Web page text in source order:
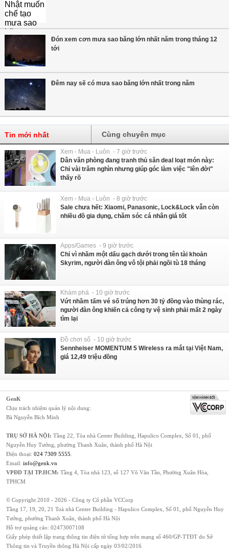
Đón xem cơn mưa sao băng lớn nhất năm trong tháng 12
tới
Đêm nay sẽ có mưa sao băng lớn nhất trong năm
Tin mới nhất Cùng chuyên mục
Xem - Mua - Luôn - 7 giờ trước
Dân văn phòng đang tranh thủ săn deal loạt món này:
Chỉ vài trăm nghìn nhưng giúp góc làm việc "lên đời"
thấy rõ
Xem - Mua - Luôn - 8 giờ trước
Sale chưa hết: Xiaomi, Panasonic, Lock&Lock vẫn còn
nhiều đồ gia dụng, chăm sóc cá nhân giá tốt
Apps/Games - 9 giờ trước
Chỉ vì nhầm một dấu gạch dưới trong tên tài khoản
Skyrim, người đàn ông vô tội phải ngồi tù 18 tháng
Khám phá - 10 giờ trước
Vứt nhầm tấm vé số trúng hơn 30 tỷ đồng vào thùng rác,
người đàn ông khiến cả công ty vệ sinh phải mất 2 ngày
tìm lại
Đồ chơi số - 10 giờ trước
Sennheiser MOMENTUM 5 Wireless ra mắt tại Việt Nam,
giá 12,49 triệu đồng
GenK
Chịu trách nhiệm quản lý nội dung:
Bà Nguyễn Bích Minh
TRỤ SỞ HÀ NỘI: Tầng 22, Tòa nhà Center Building, Hapulico Complex, Số 01, phố
Nguyễn Huy Tưởng, phường Thanh Xuân, thành phố Hà Nội
Điện thoại: 024 7309 5555.
Email: info@genk.vn
VPĐD TẠI TP.HCM: Tầng 4, Tòa nhà 123, số 127 Võ Văn Tần, Phường Xuân Hòa,
TPHCM
© Copyright 2010 - 2026 - Công ty Cổ phần VCCorp
Tầng 17, 19, 20, 21 Toà nhà Center Building - Hapulico Complex, Số 01, phố Nguyễn Huy
Tưởng, phường Thanh Xuân, thành phố Hà Nội
Hỗ trợ quảng cáo: 02473007108
Giấy phép thiết lập trang thông tin điện tử tổng hợp trên mạng số 460/GP-TTĐT do Sở
Thông tin và Truyền thông Hà Nội cấp ngày 03/02/2016